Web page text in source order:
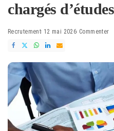
chargés d’études
Recrutement 12 mai 2026 Commenter